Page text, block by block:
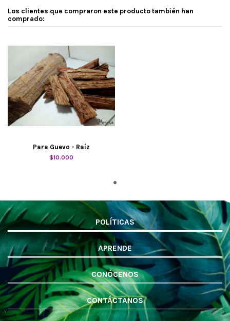
Muy buen, producto!!!
resultado muy útil, el ambiente es mas sereno y positivo, lo recomiendo
Esteban Ramirezon2019-04-16
Los clientes que compraron este producto también han
comprado:
Para Guevo - Raíz
$10.000
POLÍTICAS
APRENDE
CONÓCENOS
CONTÁCTANOS